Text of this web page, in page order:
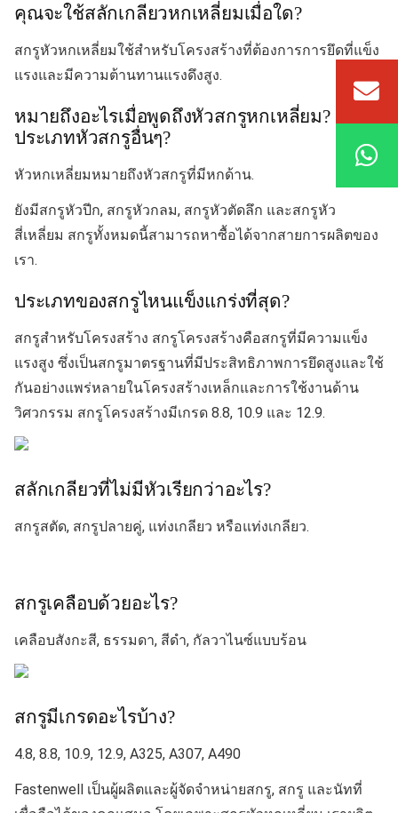
คุณจะใช้สลักเกลียวหกเหลี่ยมเมื่อใด?
สกรูหัวหกเหลี่ยมใช้สำหรับโครงสร้างที่ต้องการการยึดที่แข็ง
แรงและมีความต้านทานแรงดึงสูง.
หมายถึงอะไรเมื่อพูดถึงหัวสกรูหกเหลี่ยม?
ประเภทหัวสกรูอื่นๆ?
หัวหกเหลี่ยมหมายถึงหัวสกรูที่มีหกด้าน.
ยังมีสกรูหัวปีก, สกรูหัวกลม, สกรูหัวตัดลึก และสกรูหัว
สี่เหลี่ยม สกรูทั้งหมดนี้สามารถหาซื้อได้จากสายการผลิตของ
เรา.
ประเภทของสกรูไหนแข็งแกร่งที่สุด?
สกรูสำหรับโครงสร้าง สกรูโครงสร้างคือสกรูที่มีความแข็ง
แรงสูง ซึ่งเป็นสกรูมาตรฐานที่มีประสิทธิภาพการยึดสูงและใช้
กันอย่างแพร่หลายในโครงสร้างเหล็กและการใช้งานด้าน
วิศวกรรม สกรูโครงสร้างมีเกรด 8.8, 10.9 และ 12.9.
สลักเกลียวที่ไม่มีหัวเรียกว่าอะไร?
สกรูสตัด, สกรูปลายคู่, แท่งเกลียว หรือแท่งเกลียว.
สกรูเคลือบด้วยอะไร?
เคลือบสังกะสี, ธรรมดา, สีดำ, กัลวาไนซ์แบบร้อน
สกรูมีเกรดอะไรบ้าง?
4.8, 8.8, 10.9, 12.9, A325, A307, A490
Fastenwell เป็นผู้ผลิตและผู้จัดจำหน่ายสกรู, สกรู และนัทที่